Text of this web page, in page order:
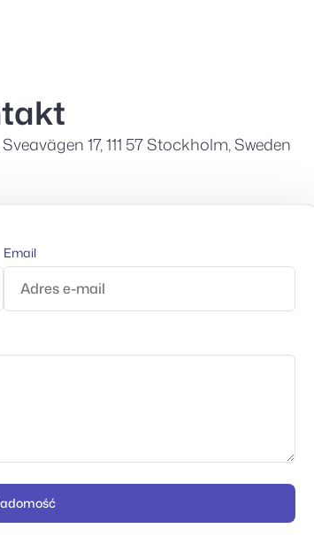
17, 111 57 Stockholm, Sweden
Email